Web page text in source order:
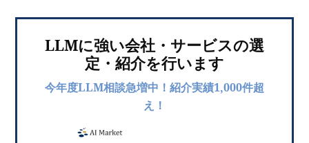
LLMに強い会社・サービスの選
定・紹介を行います
今年度LLM相談急増中！紹介実績1,000件超
え！